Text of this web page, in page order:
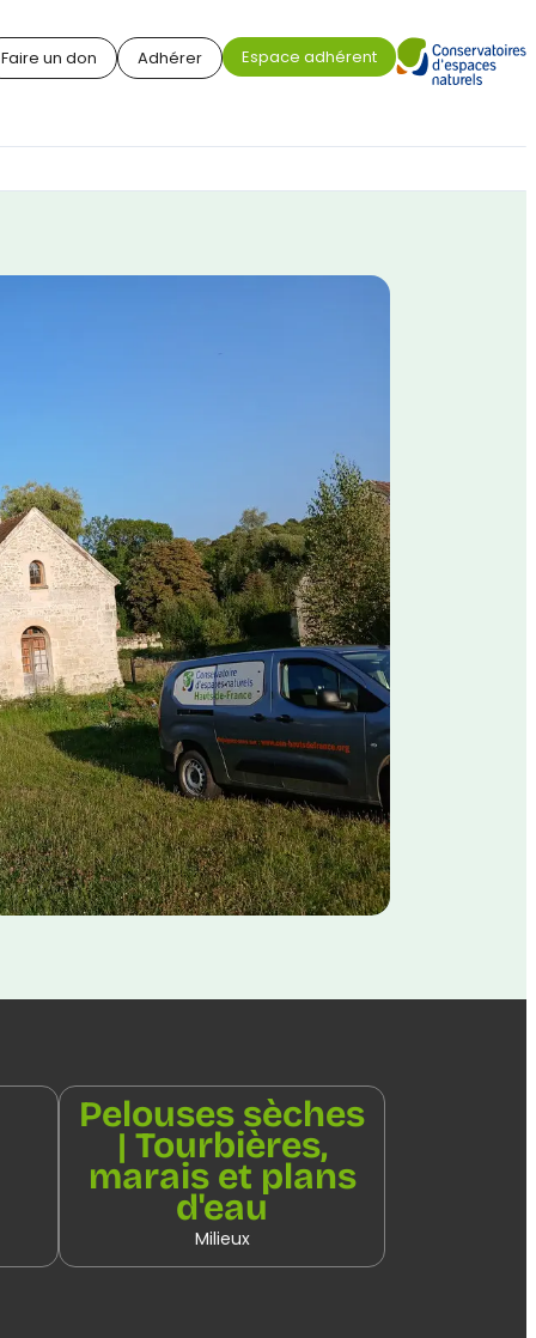
Faire un don Adhérer Espace adhérent
Pelouses sèches
| Tourbières,
marais et plans
d'eau
Milieux